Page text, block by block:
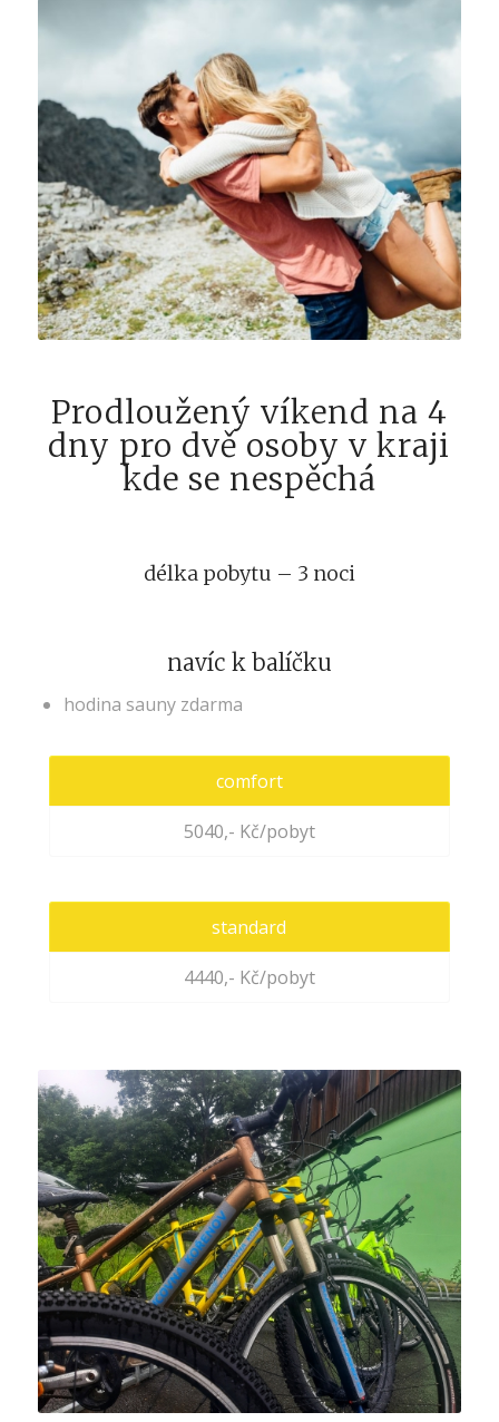
Prodloužený víkend na 4
dny pro dvě osoby v kraji
kde se nespěchá
délka pobytu – 3 noci
navíc k balíčku
hodina sauny zdarma
comfort
5040,- Kč/pobyt
standard
4440,- Kč/pobyt